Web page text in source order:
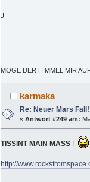
J
MÖGE DER HIMMEL MIR
karmaka
Re: Neuer Mars
«Antwort #249 am:
TISSINT MAIN MASS !
http://